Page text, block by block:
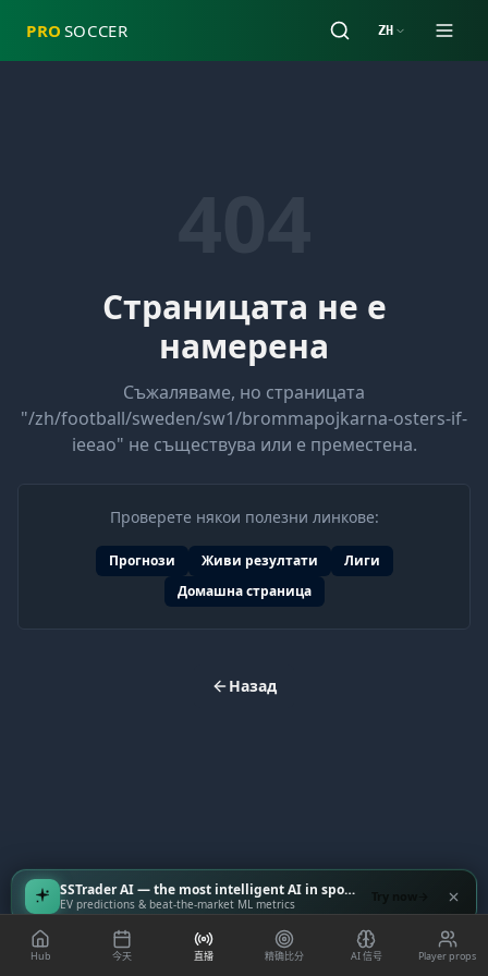
PRO SOCCER ZH
Страницата не е
намерена
Съжаляваме, но страницата
"/zh/football/sweden/sw1/brommapojkarna-osters-if-
ieeao" не съществува или е преместена.
Проверете някои полезни линкове:
Прогнози Живи резултати
Лиги
Домашна страница
Назад
Hub 今天 直播 精确比分 AI 信号 Player props
SSTrader AI — the most intelligent AI in sports
EV predictions & beat-the-market ML metrics